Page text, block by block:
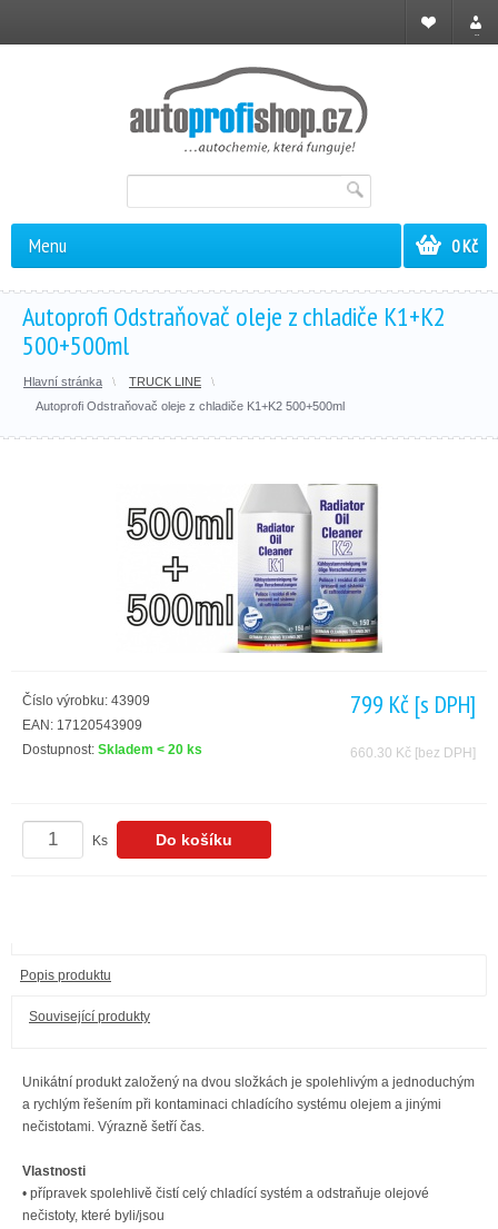
Registrace
0 Kč
Menu
Autoprofi Odstraňovač oleje z chladiče K1+K2
500+500ml
Hlavní stránka
TRUCK LINE
Autoprofi Odstraňovač oleje z chladiče K1+K2 500+500ml
Číslo výrobku: 43909
EAN: 17120543909
Dostupnost: Skladem < 20 ks
799 Kč [s DPH]
660.30 Kč [bez DPH]
Ks
Popis produktu
Související produkty
Unikátní produkt založený na dvou složkách je spolehlivým a jednoduchým
a rychlým řešením při kontaminaci chladícího systému olejem a jinými
nečistotami. Výrazně šetří čas.
Vlastnosti
• přípravek spolehlivě čistí celý chladící systém a odstraňuje olejové
nečistoty, které byli/jsou